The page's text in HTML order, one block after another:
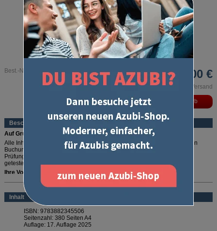
Leseprobe
Best.-Nr. 550 30,00 €
inkl. MwSt. und zzgl. Versand
Beschreibung
Auf Grundlage des aktuellen Immobilienkontenplans
Alle Inhalte des Prüfungsfachs Kaufmännische Steuerung, alle möglichen
Buchungssätze und alles richtig gut erklärt - das bietet Ihnen dieser
Prüfungstrainer. Dank des cleveren 3 in 1 Lernkonzepts wird Ihr Wissen
getestet, erweitert und vertieft.
Ihre Vorteile:
Zeit sparen -In einem Schritt: Wissen testen, vertiefen und erweitern
Alles verstehen
Alles buchen -
Ihr Plus -inklusive Kontenplan
Lieber digital lernen?
mehr lesen
Inhalt
ISBN: 9783882345506
Seitenzahl: 380 Seiten A4
Auflage: 17. Auflage 2025